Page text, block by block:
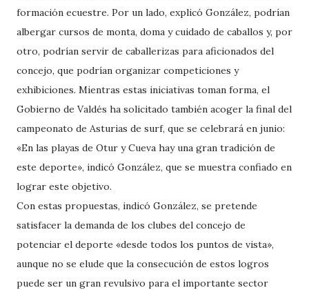
formación ecuestre. Por un lado, explicó González, podrían
albergar cursos de monta, doma y cuidado de caballos y, por
otro, podrían servir de caballerizas para aficionados del
concejo, que podrían organizar competiciones y
exhibiciones. Mientras estas iniciativas toman forma, el
Gobierno de Valdés ha solicitado también acoger la final del
campeonato de Asturias de surf, que se celebrará en junio:
«En las playas de Otur y Cueva hay una gran tradición de
este deporte», indicó González, que se muestra confiado en
lograr este objetivo.
Con estas propuestas, indicó González, se pretende
satisfacer la demanda de los clubes del concejo de
potenciar el deporte «desde todos los puntos de vista»,
aunque no se elude que la consecución de estos logros
puede ser un gran revulsivo para el importante sector